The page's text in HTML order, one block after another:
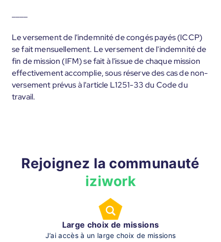
Le versement de l'indemnité de congés payés (ICCP)
se fait mensuellement. Le versement de l'indemnité de
fin de mission (IFM) se fait à l'issue de chaque mission
effectivement accomplie, sous réserve des cas de non-
versement prévus à l'article L1251-33 du Code du
travail.
Rejoignez la communauté
iziwork
Large choix de missions
J’ai accès à un large choix de missions